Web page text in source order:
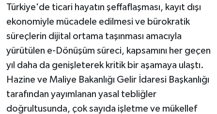
Türkiye'de ticari hayatın şeffaflaşması, kayıt dışı
ekonomiyle mücadele edilmesi ve bürokratik
süreçlerin dijital ortama taşınması amacıyla
yürütülen e-Dönüşüm süreci, kapsamını her geçen
yıl daha da genişleterek kritik bir aşamaya ulaştı.
Hazine ve Maliye Bakanlığı Gelir İdaresi Başkanlığı
tarafından yayımlanan yasal tebliğler
doğrultusunda, çok sayıda işletme ve mükellef